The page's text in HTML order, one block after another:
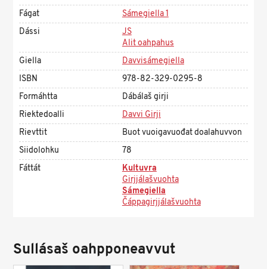
Fágat
Sámegiella 1
Dássi
JS
Alit oahpahus
Giella
Davvisámegiella
ISBN
978-82-329-0295-8
Formáhtta
Dábálaš girji
Riektedoalli
Davvi Girji
Rievttit
Buot vuoigavuođat doalahuvvon
Siidolohku
78
Fáttát
Kultuvra
Girjjálašvuohta
Sámegiella
Čáppagirjjálašvuohta
Sullásaš oahpponeavvut